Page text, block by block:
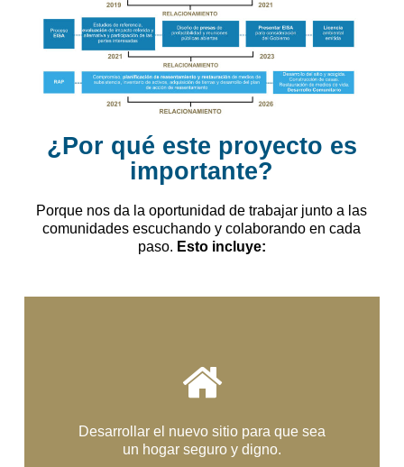
¿Por qué este proyecto es
importante?
Porque nos da la oportunidad de trabajar junto a las
comunidades escuchando y colaborando en cada
paso. Esto incluye:
Desarrollar el nuevo sitio para que sea
un hogar seguro y digno.